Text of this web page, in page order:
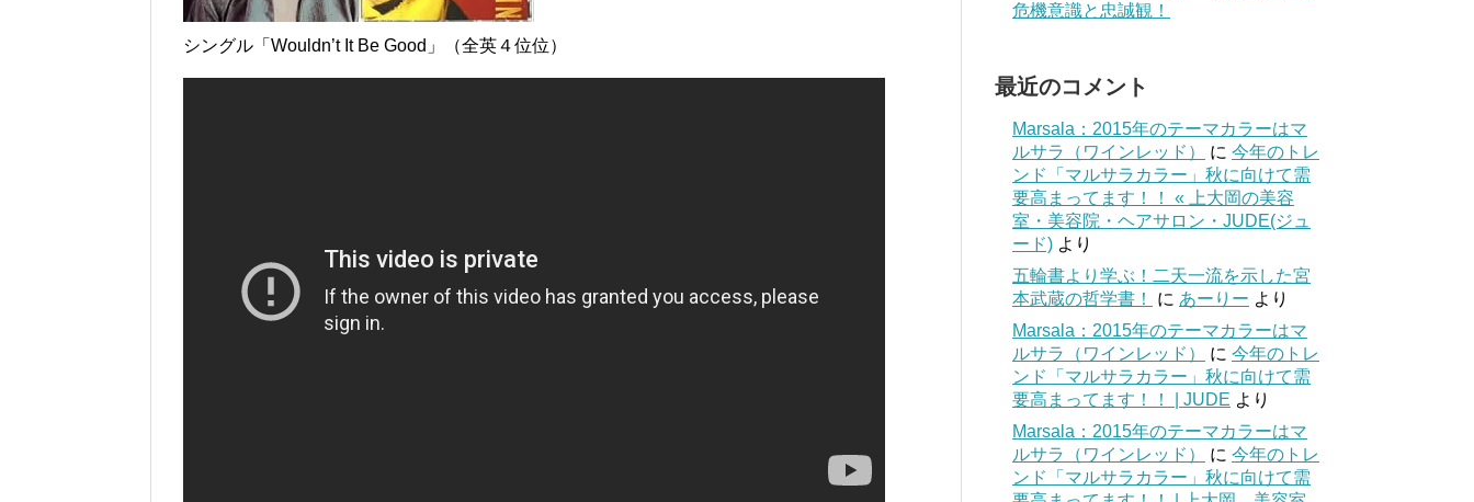
シングル「Wouldn’t It Be Good」（全英４位位）
危機意識と忠誠観！
最近のコメント
Marsala：2015年のテーマカラーはマ
ルサラ（ワインレッド）
に 今年のトレ
ンド「マルサラカラー」秋に向けて需
要高まってます！！ « 上大岡の美容
室・美容院・ヘアサロン・JUDE(ジュ
ード) より
五輪書より学ぶ！二天一流を示した宮
本武蔵の哲学書！
に あーりー より
Marsala：2015年のテーマカラーはマ
ルサラ（ワインレッド）
に 今年のトレ
ンド「マルサラカラー」秋に向けて需
要高まってます！！ | JUDE より
Marsala：2015年のテーマカラーはマ
ルサラ（ワインレッド）
に 今年のトレ
ンド「マルサラカラー」秋に向けて需